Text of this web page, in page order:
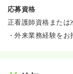
応募資格
正看護師資格または
・外来業務経験を